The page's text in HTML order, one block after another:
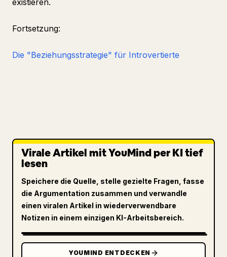
existieren.
Fortsetzung:
Die "Beziehungsstrategie" für Introvertierte
Virale Artikel mit YouMind per KI tief
lesen
Speichere die Quelle, stelle gezielte Fragen, fasse
die Argumentation zusammen und verwandle
einen viralen Artikel in wiederverwendbare
Notizen in einem einzigen KI-Arbeitsbereich.
YOUMIND ENTDECKEN